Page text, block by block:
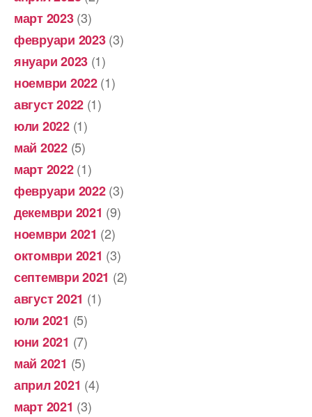
март 2023(3)
февруари 2023(3)
януари 2023 (1)
ноември 2022(1)
август 2022 (1)
юли 2022(1)
май 2022(5)
март 2022(1)
февруари 2022(3)
декември 2021 (9)
ноември 2021 (2)
октомври 2021 (3)
септември 2021 (2)
август 2021 (1)
юли 2021 (5)
юни 2021 (7)
май 2021 (5)
април 2021 (4)
март 2021 (3)